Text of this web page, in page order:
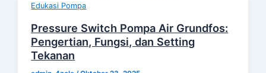
Edukasi Pompa
Pressure Switch Pompa Air Grundfos:
Pengertian, Fungsi, dan Setting
Tekanan